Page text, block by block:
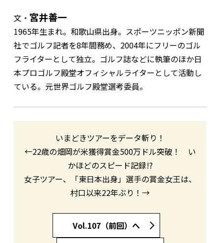
文・ 宮井善一
1965年生まれ。和歌山県出身。スポーツニッポン新聞
社でゴルフ記者を8年間務め、2004年にフリーのゴル
フライターとして独立。ゴルフ誌などに執筆のほか日
本プロゴルフ殿堂オフィシャルライターとして活動し
ている。元世界ゴルフ殿堂選考委員。
いまどきツアーをデータ斬り！
←22歳の畑岡が米獲得賞金500万ドル突破！ い
かほどのスピード記録!?
女子ツアー、「東日本出身」選手の賞金女王は、
村口以来22年ぶり！→
Vol.107（前回）へ